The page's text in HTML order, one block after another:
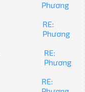
Phương
RE:
Phương
RE:
Phương
RE: